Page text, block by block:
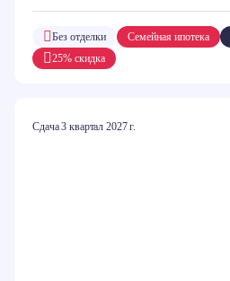
25% скидка
Без отделки Семейная ипотека
Сдача 3 квартал 2027 г.